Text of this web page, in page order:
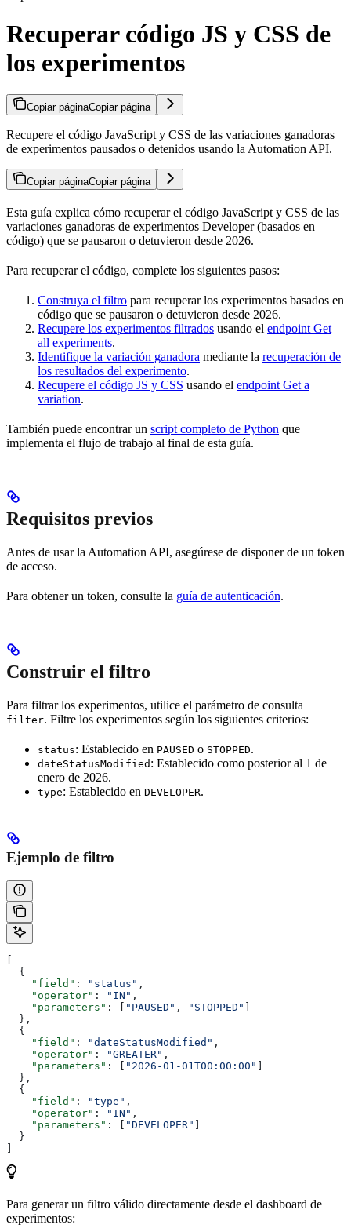
Recuperar código JS y CSS de
los experimentos
Copiar páginaCopiar página
Recupere el código JavaScript y CSS de las variaciones ganadoras
de experimentos pausados o detenidos usando la Automation API.
Copiar páginaCopiar página
Esta guía explica cómo recuperar el código JavaScript y CSS de las
variaciones ganadoras de experimentos Developer (basados en
código) que se pausaron o detuvieron desde 2026.
Para recuperar el código, complete los siguientes pasos:
Construya el filtro para recuperar los experimentos basados en
código que se pausaron o detuvieron desde 2026.
Recupere los experimentos filtrados usando el endpoint Get
all experiments.
Identifique la variación ganadora mediante la recuperación de
los resultados del experimento.
Recupere el código JS y CSS usando el endpoint Get a
variation.
También puede encontrar un script completo de Python que
implementa el flujo de trabajo al final de esta guía.
Requisitos previos
Antes de usar la Automation API, asegúrese de disponer de un token
de acceso.
Para obtener un token, consulte la guía de autenticación.
Construir el filtro
Para filtrar los experimentos, utilice el parámetro de consulta
filter. Filtre los experimentos según los siguientes criterios:
status: Establecido en PAUSED o STOPPED.
dateStatusModified : Establecido como posterior al 1 de
enero de 2026.
type: Establecido en DEVELOPER.
Ejemplo de filtro
  {
    "field"
: "status" ,
    "operator"
: "IN" ,
    "parameters"
: [ "PAUSED" , "STOPPED"
  },
  {
    "field"
: "dateStatusModified" ,
    "operator"
: "GREATER" ,
    "parameters"
: [ "2026-01-01T00:00:00"
  },
  {
    "field"
: "type" ,
    "operator"
: "IN" ,
    "parameters"
: [ "DEVELOPER"
  }
Para generar un filtro válido directamente desde el dashboard de
experimentos: